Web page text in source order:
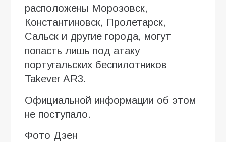
расположены Морозовск,
Константиновск, Пролетарск,
Сальск и другие города, могут
попасть лишь под атаку
португальских беспилотников
Takever AR3.
Официальной информации об этом
не поступало.
Фото Дзен